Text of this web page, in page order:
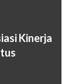
Kinerja